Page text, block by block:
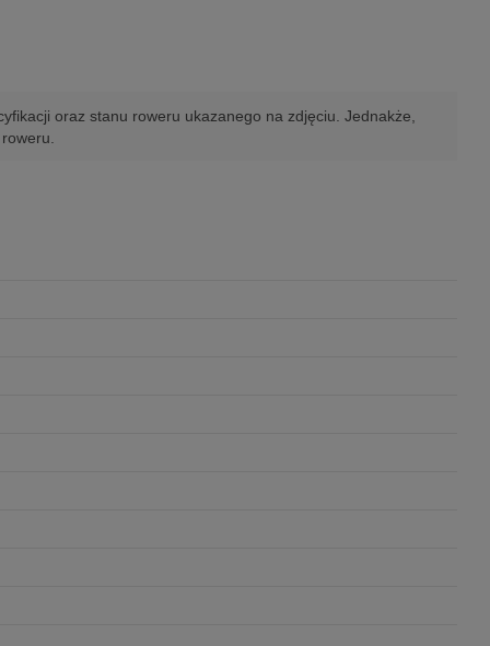
oraz stanu roweru ukazanego na zdjęciu. Jednakże,